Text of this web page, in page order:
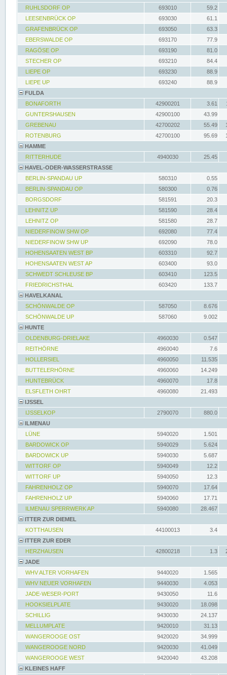
RUHLSDORF OP
693010
59.2
LEESENBRÜCK OP
693030
61.1
GRAFENBRÜCK OP
693050
63.3
EBERSWALDE OP
693170
77.9
RAGÖSE OP
693190
81.0
STECHER OP
693210
84.4
LIEPE OP
693230
88.9
LIEPE UP
693240
88.9
FULDA
BONAFORTH
42900201 3.61
GUNTERSHAUSEN
42900100
43.99
GREBENAU
42700202 55.49
ROTENBURG
42700100 95.69
HAMME
RITTERHUDE
4940030
25.45
HAVEL-ODER-WASSERSTRASSE
BERLIN-SPANDAU UP
580310
0.55
BERLIN-SPANDAU OP
580300
0.76
BORGSDORF
581591
20.3
LEHNITZ UP
581590
28.4
LEHNITZ OP
581580
28.7
NIEDERFINOW SHW OP
692080
77.4
NIEDERFINOW SHW UP
692090
78.0
HOHENSAATEN WEST BP
603310
92.7
HOHENSAATEN WEST AP
603400
93.0
SCHWEDT SCHLEUSE BP
603410
123.5
FRIEDRICHSTHAL
603420
133.7
HAVELKANAL
SCHÖNWALDE OP
587050
8.676
SCHÖNWALDE UP
587060
9.002
HUNTE
OLDENBURG-DRIELAKE
4960030
0.547
REITHÖRNE
4960040
7.6
HOLLERSIEL
4960050
11.535
BUTTELERHÖRNE
4960060
14.249
HUNTEBRÜCK
4960070
17.8
ELSFLETH OHRT
4960080
21.493
IJSSEL
IJSSELKOP
2790070
880.0
ILMENAU
LÜNE
5940020
1.501
BARDOWICK OP
5940029
5.624
BARDOWICK UP
5940030
5.687
WITTORF OP
5940049
12.2
WITTORF UP
5940050
12.3
FAHRENHOLZ OP
5940070
17.64
FAHRENHOLZ UP
5940060
17.71
ILMENAU SPERRWERK AP
5940080
28.467
ITTER ZUR DIEMEL
KOTTHAUSEN
44100013
3.4
ITTER ZUR EDER
HERZHAUSEN
42800218 1.3
JADE
WHV ALTER VORHAFEN
9440020
1.565
WHV NEUER VORHAFEN
9440030
4.053
JADE-WESER-PORT
9430050
11.6
HOOKSIELPLATE
9430020
18.098
SCHILLIG
9430030
24.137
MELLUMPLATE
9420010
31.13
WANGEROOGE OST
9420020
34.999
WANGEROOGE NORD
9420030
41.049
WANGEROOGE WEST
9420040
43.208
KLEINES HAFF